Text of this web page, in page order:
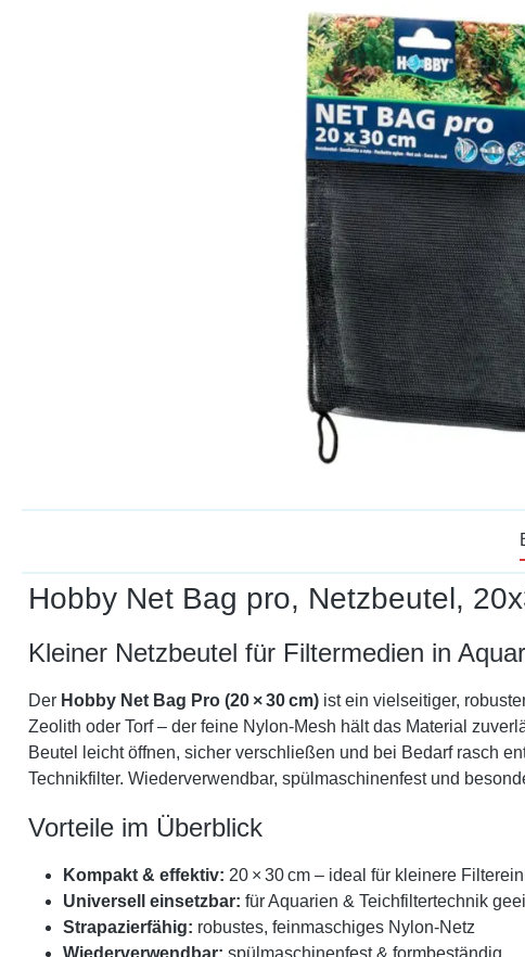
Hobby Net Bag pro, Netzbeutel,
Kleiner Netzbeutel für Filtermedien in
Der Hobby Net Bag Pro (20 × 30 cm) ist ein vielseitiger,
Zeolith oder Torf – der feine Nylon-Mesh hält das Material
Beutel leicht öffnen, sicher verschließen und bei Bedarf rasch
Technikfilter. Wiederverwendbar, spülmaschinenfest und
Vorteile im Überblick
Kompakt & effektiv: 20 × 30 cm – ideal für kleinere
Universell einsetzbar: für Aquarien & Teichfiltertechnik
Strapazierfähig: robustes, feinmaschiges Nylon-Netz
Wiederverwendbar: spülmaschinenfest & formbeständig